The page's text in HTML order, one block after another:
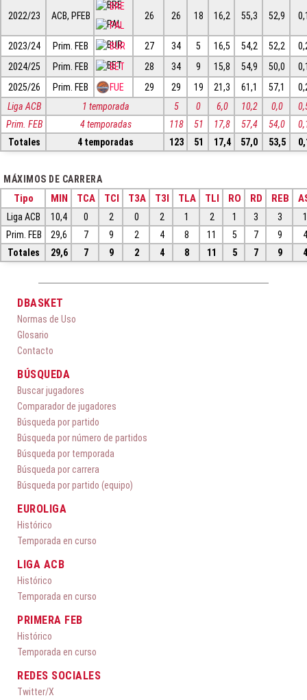
2022/23 ACB, PFEB
BRE
PAL
26 26 18 16,2 55,3 52,9
2023/24 Prim. FEB BUR 27 34 5 16,5 54,2 52,2
2024/25
Prim. FEB BET 28 34 9 15,8 54,9 50,0
2025/26
Prim. FEB FUE 29 29 19 21,3 61,1 57,1
Liga ACB
1 temporada 5 0 6,0 10,2 0,0
Prim. FEB
4 temporadas 118 51 17,8 57,4 54,0
Totales
4 temporadas 123 51 17,4 57,0 53,5
MÁXIMOS DE CARRERA
Tipo MIN TCA TCI T3A T3I TLA TLI RO RD REB
Liga ACB 10,4 0 2 0 2 1 2 1 3 3
Prim. FEB
29,6 7 9 2 4 8 11 5 7 9
Totales
29,6 7 9 2 4 8 11 5 7 9
DBASKET
Normas de Uso
Glosario
Contacto
BÚSQUEDA
Buscar jugadores
Comparador de jugadores
Búsqueda por partido
Búsqueda por número de partidos
Búsqueda por temporada
Búsqueda por carrera
Búsqueda por partido (equipo)
EUROLIGA
Histórico
Temporada en curso
LIGA ACB
Histórico
Temporada en curso
PRIMERA FEB
Histórico
Temporada en curso
REDES SOCIALES
Twitter/X